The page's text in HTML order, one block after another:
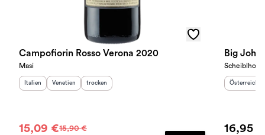
Campofiorin Rosso Verona 2020
Masi
Herkunftsland:
Italien Herkunftsregion:
Venetien Geschmack
trocken
15,09 €15,90 €
Big John
Scheiblhofer
Österreich
16,95 €